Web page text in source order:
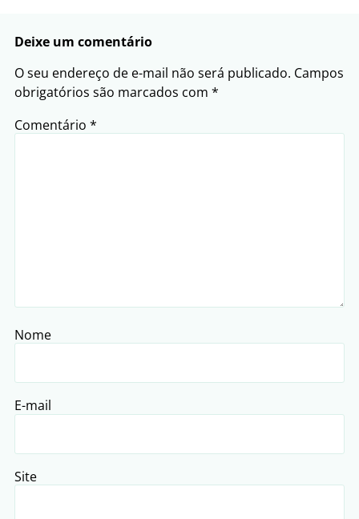
Deixe um comentário
O seu endereço de e-mail não será publicado. Campos
obrigatórios são marcados com *
Comentário *
Nome
E-mail
Site